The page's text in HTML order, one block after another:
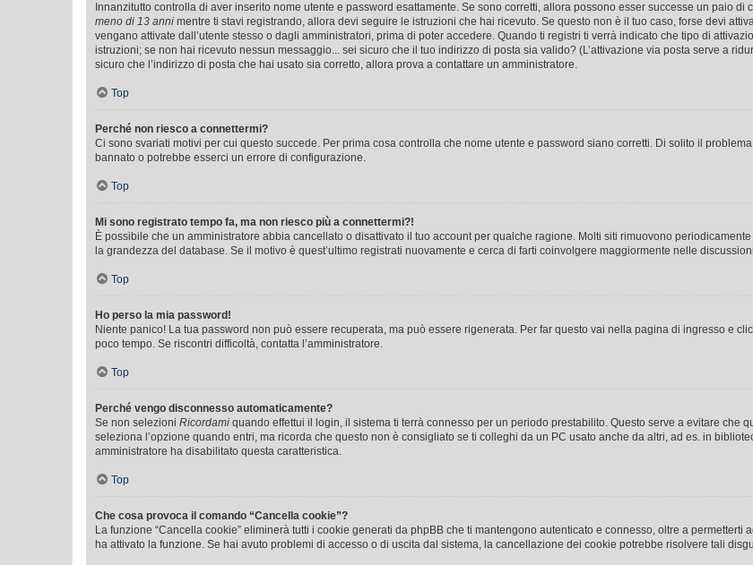
Innanzitutto controlla di aver inserito nome utente e password esattamente. Se sono corretti, allora possono esser successe un paio
meno di 13 anni mentre ti stavi registrando, allora devi seguire le istruzioni che hai ricevuto. Se questo non è il tuo caso, forse devi
vengano attivate dall’utente stesso o dagli amministratori, prima di poter accedere. Quando ti registri ti verrà indicato che tipo di
istruzioni; se non hai ricevuto nessun messaggio... sei sicuro che il tuo indirizzo di posta sia valido? (L’attivazione via posta serve a
sicuro che l’indirizzo di posta che hai usato sia corretto, allora prova a contattare un amministratore.
Top
Perché non riesco a connettermi?
Ci sono svariati motivi per cui questo succede. Per prima cosa controlla che nome utente e password siano corretti. Di solito il
bannato o potrebbe esserci un errore di configurazione.
Top
Mi sono registrato tempo fa, ma non riesco più a connettermi?!
È possibile che un amministratore abbia cancellato o disattivato il tuo account per qualche ragione. Molti siti rimuovono
la grandezza del database. Se il motivo è quest’ultimo registrati nuovamente e cerca di farti coinvolgere maggiormente nelle
Top
Ho perso la mia password!
Niente panico! La tua password non può essere recuperata, ma può essere rigenerata. Per far questo vai nella pagina di ingresso e
poco tempo. Se riscontri difficoltà, contatta l’amministratore.
Top
Perché vengo disconnesso automaticamente?
Se non selezioni Ricordami quando effettui il login, il sistema ti terrà connesso per un periodo prestabilito. Questo serve a evitare che
seleziona l’opzione quando entri, ma ricorda che questo non è consigliato se ti colleghi da un PC usato anche da altri, ad es. in
amministratore ha disabilitato questa caratteristica.
Top
Che cosa provoca il comando “Cancella cookie”?
La funzione “Cancella cookie” eliminerà tutti i cookie generati da phpBB che ti mantengono autenticato e connesso, oltre a
ha attivato la funzione. Se hai avuto problemi di accesso o di uscita dal sistema, la cancellazione dei cookie potrebbe risolvere tali